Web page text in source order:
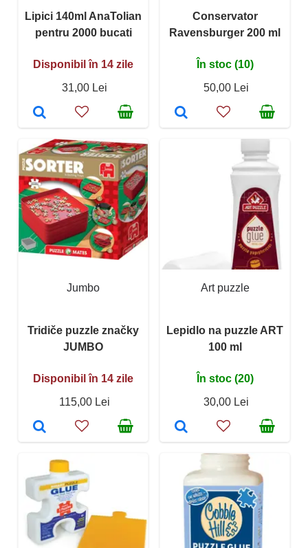
Lipici 140ml AnaTolian
pentru 2000 bucati
Disponibil în 14 zile
31,00 Lei
Conservator
Ravensburger 200 ml
În stoc (10)
50,00 Lei
Jumbo
Tridiče puzzle značky
JUMBO
Disponibil în 14 zile
115,00 Lei
Art puzzle
Lepidlo na puzzle ART
100 ml
În stoc (20)
30,00 Lei